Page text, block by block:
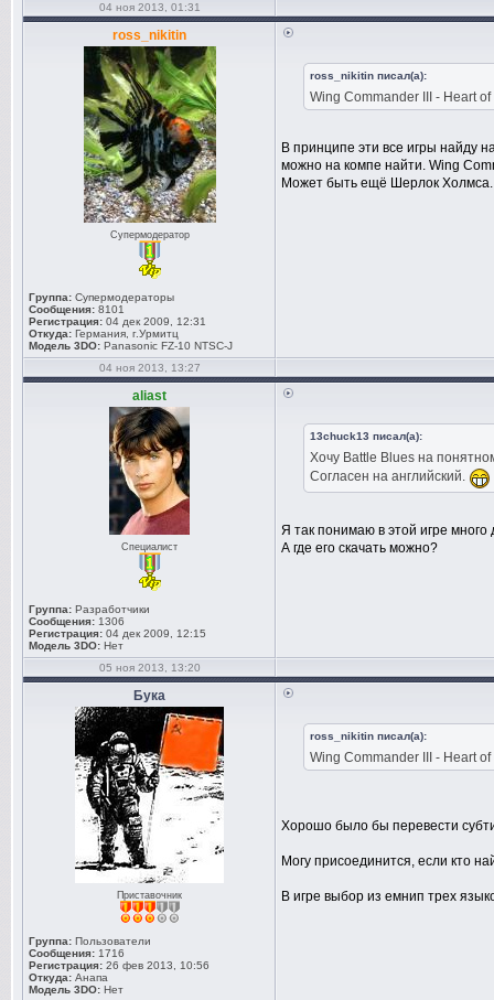
04 ноя 2013, 01:31
ross_nikitin
Супермодератор
Группа: Супермодераторы
Сообщения: 8101
Регистрация: 04 дек 2009, 12:31
Откуда: Германия, г.Урмитц
Модель 3DO: Panasonic FZ-10 NTSC-J
ross_nikitin писал(а):
Wing Commander III - Heart
В принципе эти все игры найду
можно на компе найти. Wing
Может быть ещё Шерлок Холмса.
04 ноя 2013, 13:27
aliast
Специалист
Группа: Разработчики
Сообщения: 1306
Регистрация: 04 дек 2009, 12:15
Модель 3DO: Нет
13chuck13 писал(а):
Хочу Battle Blues на
Согласен на английский.
Я так понимаю в этой игре много
А где его скачать можно?
05 ноя 2013, 13:20
Бука
Приставочник
Группа: Пользователи
Сообщения: 1716
Регистрация: 26 фев 2013, 10:56
Откуда: Анапа
Модель 3DO: Нет
ross_nikitin писал(а):
Wing Commander III - Heart
Хорошо было бы перевести
Могу присоединится, если кто
В игре выбор из емнип трех